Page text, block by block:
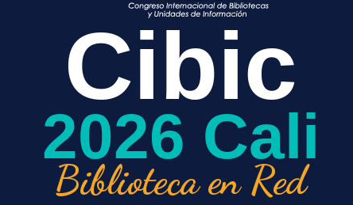
sociedad científica y profesional del mundo, con más
Publications, edita algunas de las revistas
JCR,
y se posiciona como la editorial con el mayor
y va mucho más allá de la química.Incluye
salud, farmacia, agricultura, ciencias de los alimentos,
alto impacto.
JACS, Chemical Reviews, ACS Central Science, ACS
nanotecnología, energía e ingenierías.
Cibic
2026 Cali
Biblioteca en Red